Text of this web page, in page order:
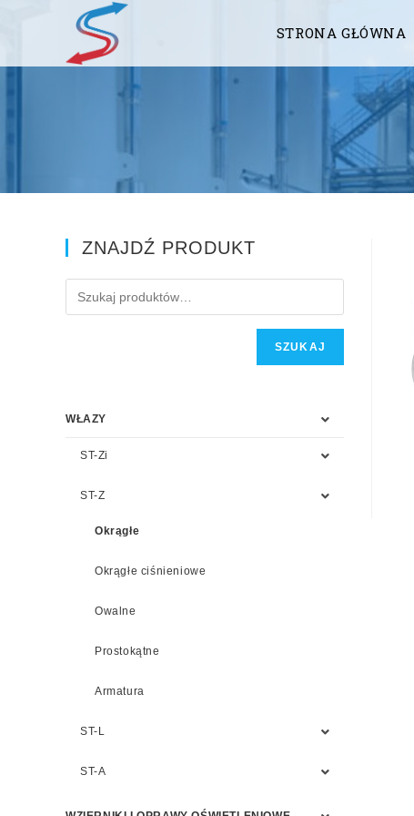
STRONA GŁÓWNA
ZNAJDŹ PRODUKT
SZUKAJ
WŁAZY
ST-Zi
ST-Z
Okrągłe
Okrągłe ciśnieniowe
Owalne
Prostokątne
Armatura
ST-L
ST-A